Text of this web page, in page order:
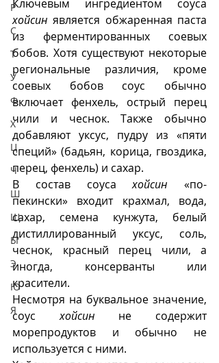
Р
С
Т
У
Ф
Х
Ц
Ч
Ш
Щ
Ы
Э
Ю
Я
хойсин является обжаренная паста
из ферментированных соевых
бобов. Хотя существуют некоторые
региональные различия, кроме
соевых бобов соус обычно
включает фенхель, острый перец
чили и чеснок. Также обычно
добавляют уксус, пудру из «пяти
специй» (бадьян, корица, гвоздика,
перец, фенхель) и сахар.
В состав соуса хойсин «по-
пекински» входит крахмал, вода,
сахар, семена кунжута, белый
дистиллированный уксус, соль,
чеснок, красный перец чили, а
иногда, консерванты или
красители.
Несмотря на буквальное значение,
соус хойсин не содержит
морепродуктов и обычно не
используется с ними.